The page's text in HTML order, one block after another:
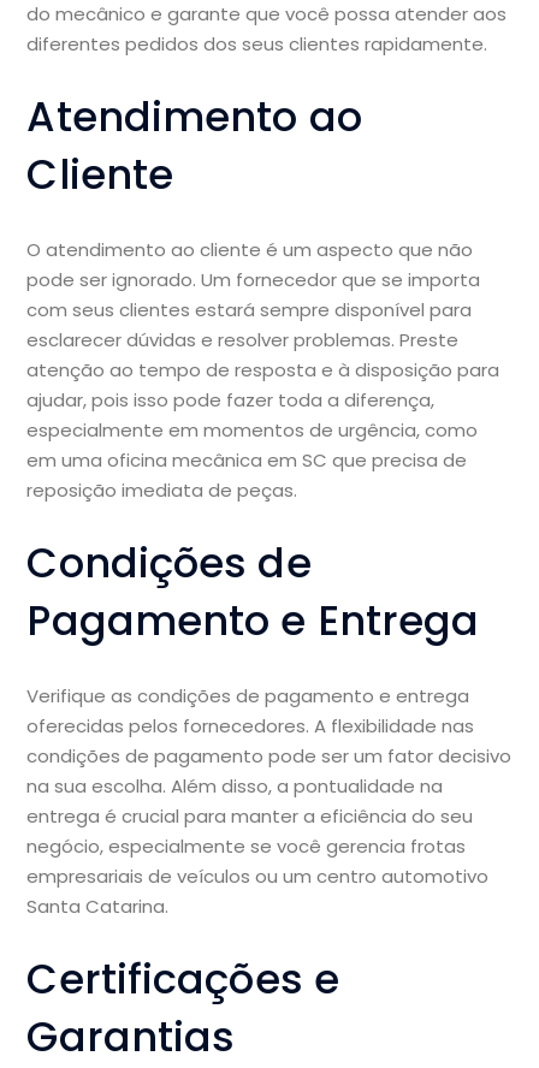
do mecânico e garante que você possa atender aos
diferentes pedidos dos seus clientes rapidamente.
Atendimento ao
Cliente
O atendimento ao cliente é um aspecto que não
pode ser ignorado. Um fornecedor que se importa
com seus clientes estará sempre disponível para
esclarecer dúvidas e resolver problemas. Preste
atenção ao tempo de resposta e à disposição para
ajudar, pois isso pode fazer toda a diferença,
especialmente em momentos de urgência, como
em uma oficina mecânica em SC que precisa de
reposição imediata de peças.
Condições de
Pagamento e Entrega
Verifique as condições de pagamento e entrega
oferecidas pelos fornecedores. A flexibilidade nas
condições de pagamento pode ser um fator decisivo
na sua escolha. Além disso, a pontualidade na
entrega é crucial para manter a eficiência do seu
negócio, especialmente se você gerencia frotas
empresariais de veículos ou um centro automotivo
Santa Catarina.
Certificações e
Garantias